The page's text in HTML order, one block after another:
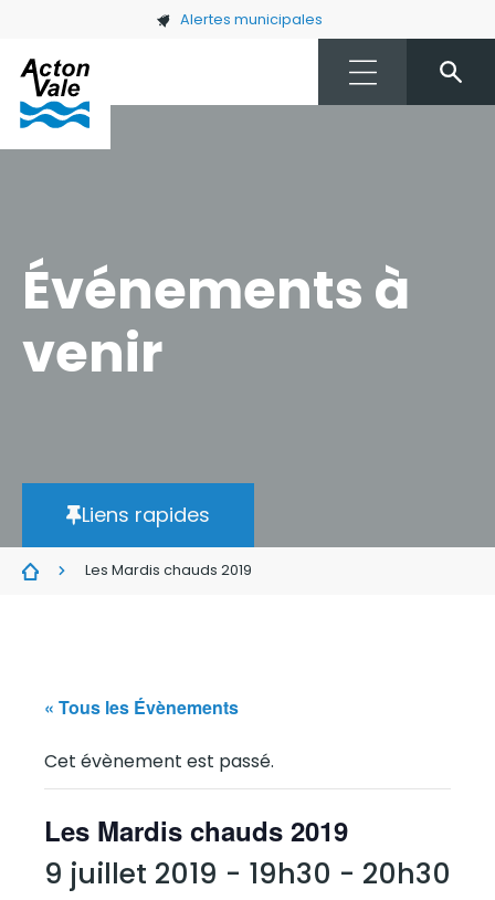
Skip to main content Alertes municipales
Événements à
venir
Liens rapides
Les Mardis chauds 2019
« Tous les Évènements
Cet évènement est passé.
Les Mardis chauds 2019
9 juillet 2019 - 19h30 - 20h30